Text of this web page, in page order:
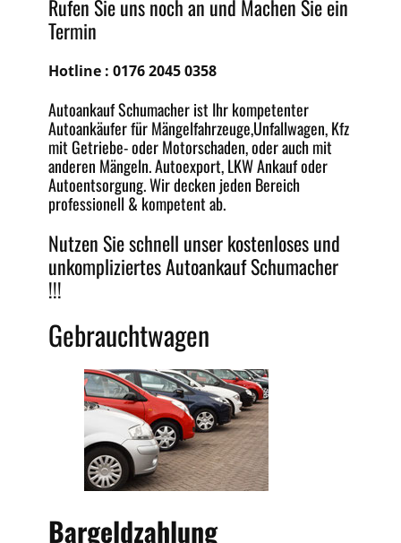
Rufen Sie uns noch an und Machen Sie ein
Termin
Hotline : 0176 2045 0358
Autoankauf Schumacher ist Ihr kompetenter
Autoankäufer für Mängelfahrzeuge,Unfallwagen, Kfz
mit Getriebe-oderMotorschaden, oder auch mit
anderen Mängeln.Autoexport, LKW Ankauf oder
Autoentsorgung. Wir decken jeden Bereich
professionell & kompetent ab.
Nutzen Sie schnell unser kostenloses und
unkompliziertesAutoankauf Schumacher
!!!
Gebrauchtwagen
Bargeldzahlung